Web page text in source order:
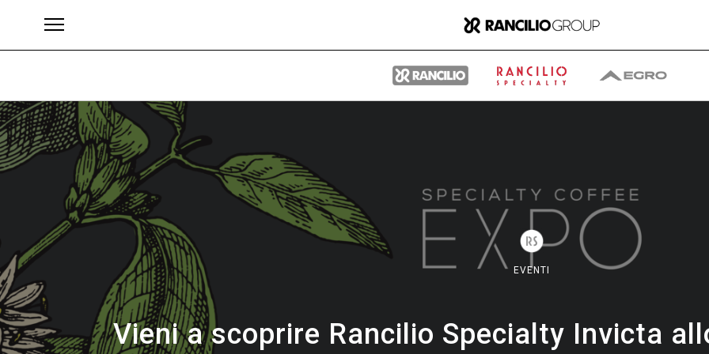
EVENTI
Vieni a scoprire Rancilio Specialty Invicta
Brand Il gruppo
Chi siamo
Cosa Facciamo